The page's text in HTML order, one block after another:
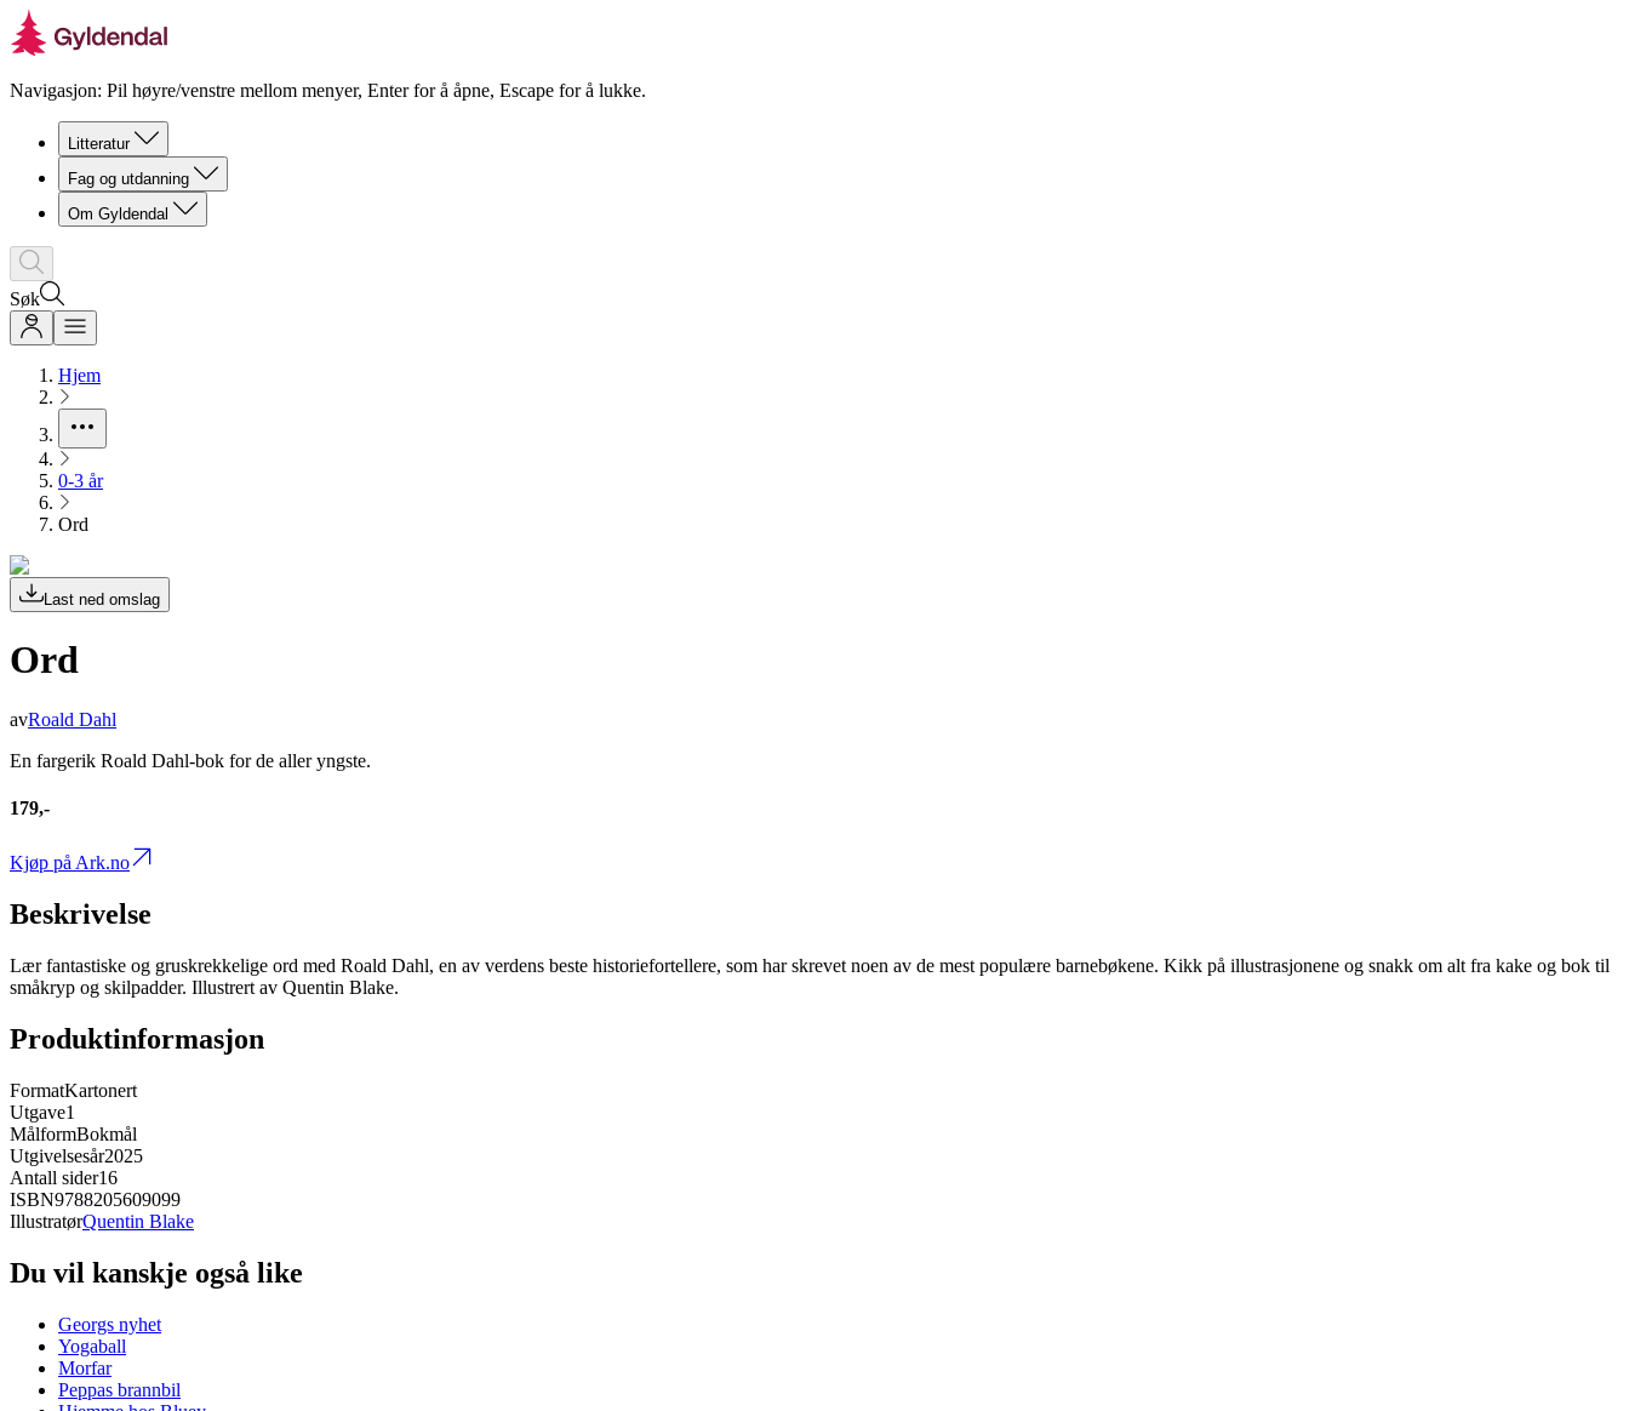
Navigasjon: Pil høyre/venstre mellom menyer, Enter for å åpne, Escape for å lukke.
Litteratur
Fag og utdanning
Om Gyldendal
Søk
Hjem
0-3 år
Ord
Last ned omslag
Ord
avRoald Dahl
En fargerik Roald Dahl-bok for de aller yngste.
179,-
Kjøp på Ark.no
Beskrivelse
Lær fantastiske og gruskrekkelige ord med Roald Dahl, en av verdens beste historiefortellere, som har skrevet noen av de mest populære barnebøkene. Kikk på illustrasjonene og snakk om alt fra kake og bok til
småkryp og skilpadder. Illustrert av Quentin Blake.
Produktinformasjon
FormatKartonert
Utgave1
MålformBokmål
Utgivelsesår2025
Antall sider16
ISBN9788205609099
IllustratørQuentin Blake
Du vil kanskje også like
Georgs nyhet
Yogaball
Morfar
Peppas brannbil